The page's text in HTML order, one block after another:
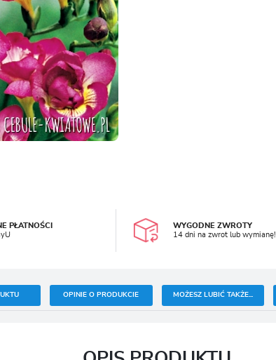
PŁATNOŚCI
WYGODNE ZWROTY
14 dni na zwrot lub wymianę!
OPINIE O PRODUKCIE MOŻESZ LUBIĆ TAKŻE...